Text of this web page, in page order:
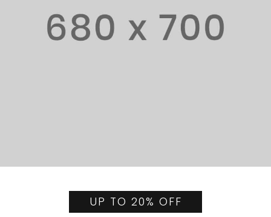
UP TO 20% OFF